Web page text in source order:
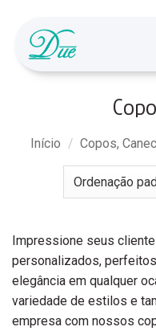
content
Início / Copos,
Impressione seus
personalizados,
elegância em qualquer
variedade de estilos e
empresa com nossos